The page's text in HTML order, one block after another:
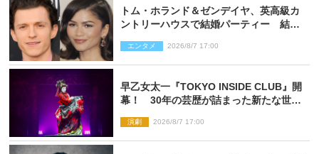
トム・ホランド＆ゼンデイヤ、英高級カ
ントリーハウスで結婚パーティー 結婚
エンタメ 2026/8/7 17:00
早乙女太一『TOKYO INSIDE CLUB』開
幕！ 30年の芸歴が詰まった新たな世界
演劇 2026/8/7 17:00